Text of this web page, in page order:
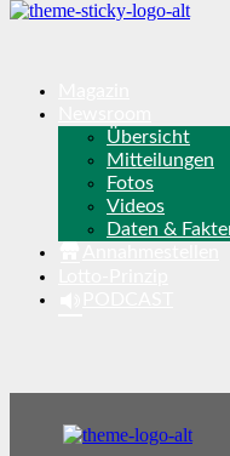
Übersicht
Mitteilungen
Fotos
Videos
Daten &